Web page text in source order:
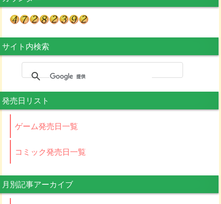
サイト内検索
発売日リスト
ゲーム発売日一覧
コミック発売日一覧
月別記事アーカイブ